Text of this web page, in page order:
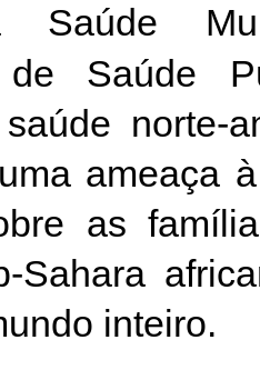
Saúde
de Saúde
norte-
ameaça
as
Sahara
inteiro.